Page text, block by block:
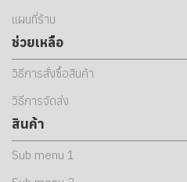
แผนที่ร้าน
ช่วยเหลือ
วิธีการสั่งซื้อสินค้า
วิธีการจัดส่ง
สินค้า
Sub menu 1